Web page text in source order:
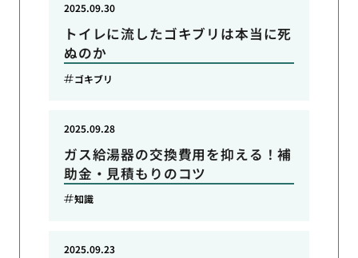
トイレに流したゴキブリは本当に死
ぬのか
2025.09.30
ゴキブリ
ガス給湯器の交換費用を抑える！補
助金・見積もりのコツ
2025.09.28
知識
2025.09.23